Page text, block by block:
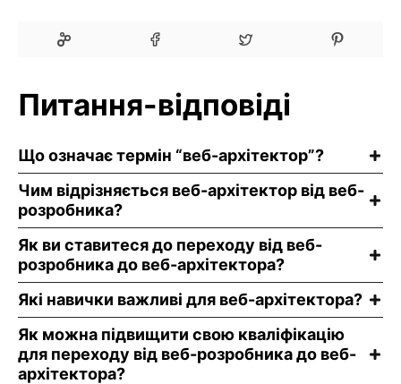
Питання-відповіді
Що означає термін “веб-архітектор”?
Чим відрізняється веб-архітектор від веб-
розробника?
Як ви ставитеся до переходу від веб-
розробника до веб-архітектора?
Які навички важливі для веб-архітектора?
Як можна підвищити свою кваліфікацію
для переходу від веб-розробника до веб-
архітектора?